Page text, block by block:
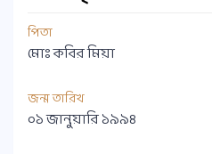
পিতা
মোঃ কবির মিয়া
জন্ম তারিখ
০১ জানুয়ারি ১৯৯৪